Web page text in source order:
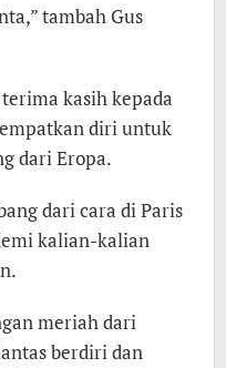
tambah Gus
kasih kepada
diri untuk
dari Eropa.
dari cara di Paris
kalian-kalian
meriah dari
berdiri dan